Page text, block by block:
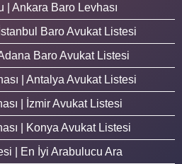
| Ankara Baro Levhası
Baro Avukat Listesi
Baro Avukat Listesi
| Antalya Avukat Listesi
| İzmir Avukat Listesi
| Konya Avukat Listesi
| En İyi Arabulucu Ara